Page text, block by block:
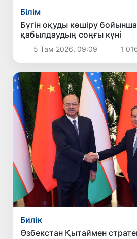
Білім
Бүгін оқуды көшіру бойынша
қабылдаудың соңғы күні
5 Там 2026, 09:09 1
Билік
Өзбекстан Қытаймен